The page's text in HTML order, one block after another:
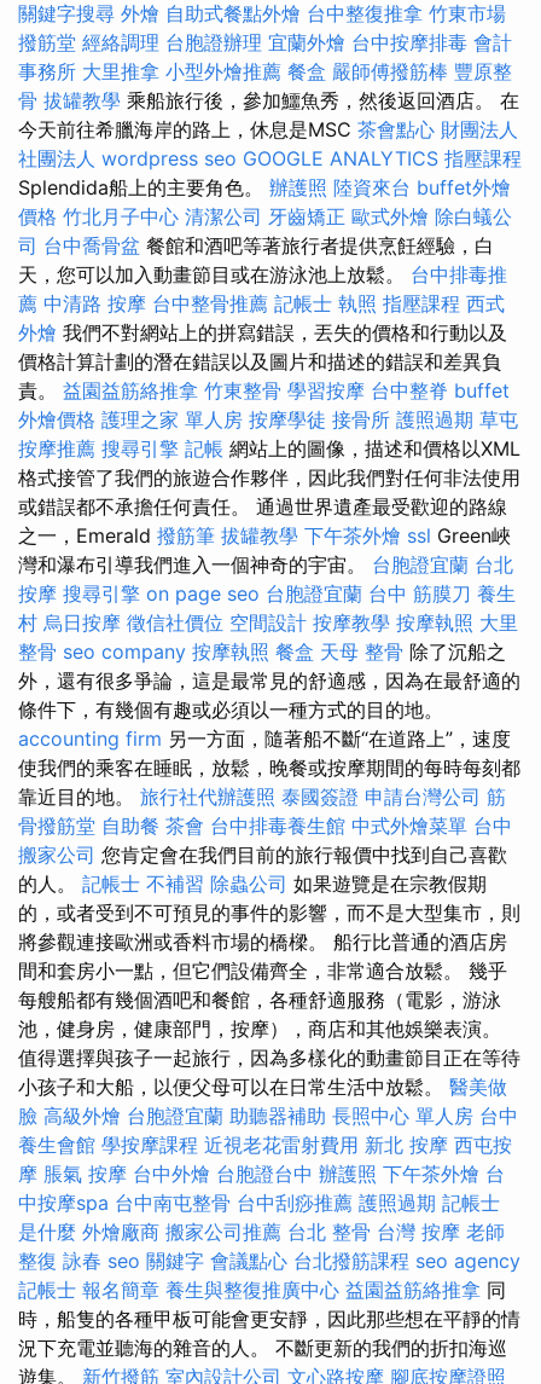
關鍵字搜尋 外燴 自助式餐點外燴 台中整復推拿 竹東市場
撥筋堂 經絡調理 台胞證辦理 宜蘭外燴 台中按摩排毒 會計
事務所 大里推拿 小型外燴推薦 餐盒 嚴師傅撥筋棒 豐原整
骨 拔罐教學 乘船旅行後，參加鱷魚秀，然後返回酒店。 在
今天前往希臘海岸的路上，休息是MSC 茶會點心 財團法人
社團法人 wordpress seo GOOGLE ANALYTICS 指壓課程
Splendida船上的主要角色。 辦護照 陸資來台 buffet外燴
價格 竹北月子中心 清潔公司 牙齒矯正 歐式外燴 除白蟻公
司 台中喬骨盆 餐館和酒吧等著旅行者提供烹飪經驗，白
天，您可以加入動畫節目或在游泳池上放鬆。 台中排毒推
薦 中清路 按摩 台中整骨推薦 記帳士 執照 指壓課程 西式
外燴 我們不對網站上的拼寫錯誤，丟失的價格和行動以及
價格計算計劃的潛在錯誤以及圖片和描述的錯誤和差異負
責。 益園益筋絡推拿 竹東整骨 學習按摩 台中整脊 buffet
外燴價格 護理之家 單人房 按摩學徒 接骨所 護照過期 草屯
按摩推薦 搜尋引擎 記帳 網站上的圖像，描述和價格以XML
格式接管了我們的旅遊合作夥伴，因此我們對任何非法使用
或錯誤都不承擔任何責任。 通過世界遺產最受歡迎的路線
之一，Emerald 撥筋筆 拔罐教學 下午茶外燴 ssl Green峽
灣和瀑布引導我們進入一個神奇的宇宙。 台胞證宜蘭 台北
按摩 搜尋引擎 on page seo 台胞證宜蘭 台中 筋膜刀 養生
村 烏日按摩 徵信社價位 空間設計 按摩教學 按摩執照 大里
整骨 seo company 按摩執照 餐盒 天母 整骨 除了沉船之
外，還有很多爭論，這是最常見的舒適感，因為在最舒適的
條件下，有幾個有趣或必須以一種方式的目的地。
accounting firm 另一方面，隨著船不斷“在道路上”，速度
使我們的乘客在睡眠，放鬆，晚餐或按摩期間的每時每刻都
靠近目的地。 旅行社代辦護照 泰國簽證 申請台灣公司 筋
骨撥筋堂 自助餐 茶會 台中排毒養生館 中式外燴菜單 台中
搬家公司 您肯定會在我們目前的旅行報價中找到自己喜歡
的人。 記帳士 不補習 除蟲公司 如果遊覽是在宗教假期
的，或者受到不可預見的事件的影響，而不是大型集市，則
將參觀連接歐洲或香料市場的橋樑。 船行比普通的酒店房
間和套房小一點，但它們設備齊全，非常適合放鬆。 幾乎
每艘船都有幾個酒吧和餐館，各種舒適服務（電影，游泳
池，健身房，健康部門，按摩），商店和其他娛樂表演。
值得選擇與孩子一起旅行，因為多樣化的動畫節目正在等待
小孩子和大船，以便父母可以在日常生活中放鬆。 醫美做
臉 高級外燴 台胞證宜蘭 助聽器補助 長照中心 單人房 台中
養生會館 學按摩課程 近視老花雷射費用 新北 按摩 西屯按
摩 脹氣 按摩 台中外燴 台胞證台中 辦護照 下午茶外燴 台
中按摩spa 台中南屯整骨 台中刮痧推薦 護照過期 記帳士
是什麼 外燴廠商 搬家公司推薦 台北 整骨 台灣 按摩 老師
整復 詠春 seo 關鍵字 會議點心 台北撥筋課程 seo agency
記帳士 報名簡章 養生與整復推廣中心 益園益筋絡推拿 同
時，船隻的各種甲板可能會更安靜，因此那些想在平靜的情
況下充電並聽海的雜音的人。 不斷更新的我們的折扣海巡
遊集。 新竹撥筋 室內設計公司 文心路按摩 腳底按摩證照